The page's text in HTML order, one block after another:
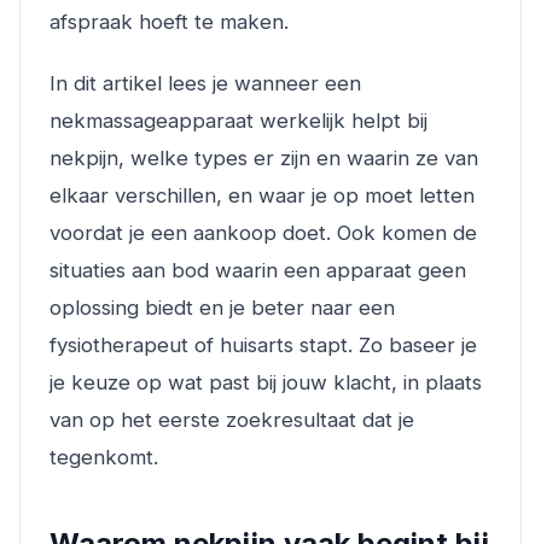
afspraak hoeft te maken.
In dit artikel lees je wanneer een
nekmassageapparaat werkelijk helpt bij
nekpijn, welke types er zijn en waarin ze van
elkaar verschillen, en waar je op moet letten
voordat je een aankoop doet. Ook komen de
situaties aan bod waarin een apparaat geen
oplossing biedt en je beter naar een
fysiotherapeut of huisarts stapt. Zo baseer je
je keuze op wat past bij jouw klacht, in plaats
van op het eerste zoekresultaat dat je
tegenkomt.